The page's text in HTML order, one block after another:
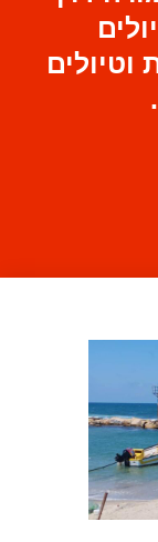
וטיולים